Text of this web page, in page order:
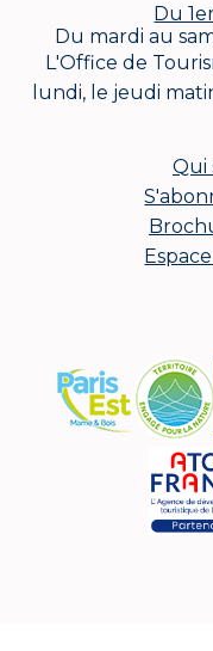
Du
Du mardi au
L'Office de
lundi, le jeudi
Qui